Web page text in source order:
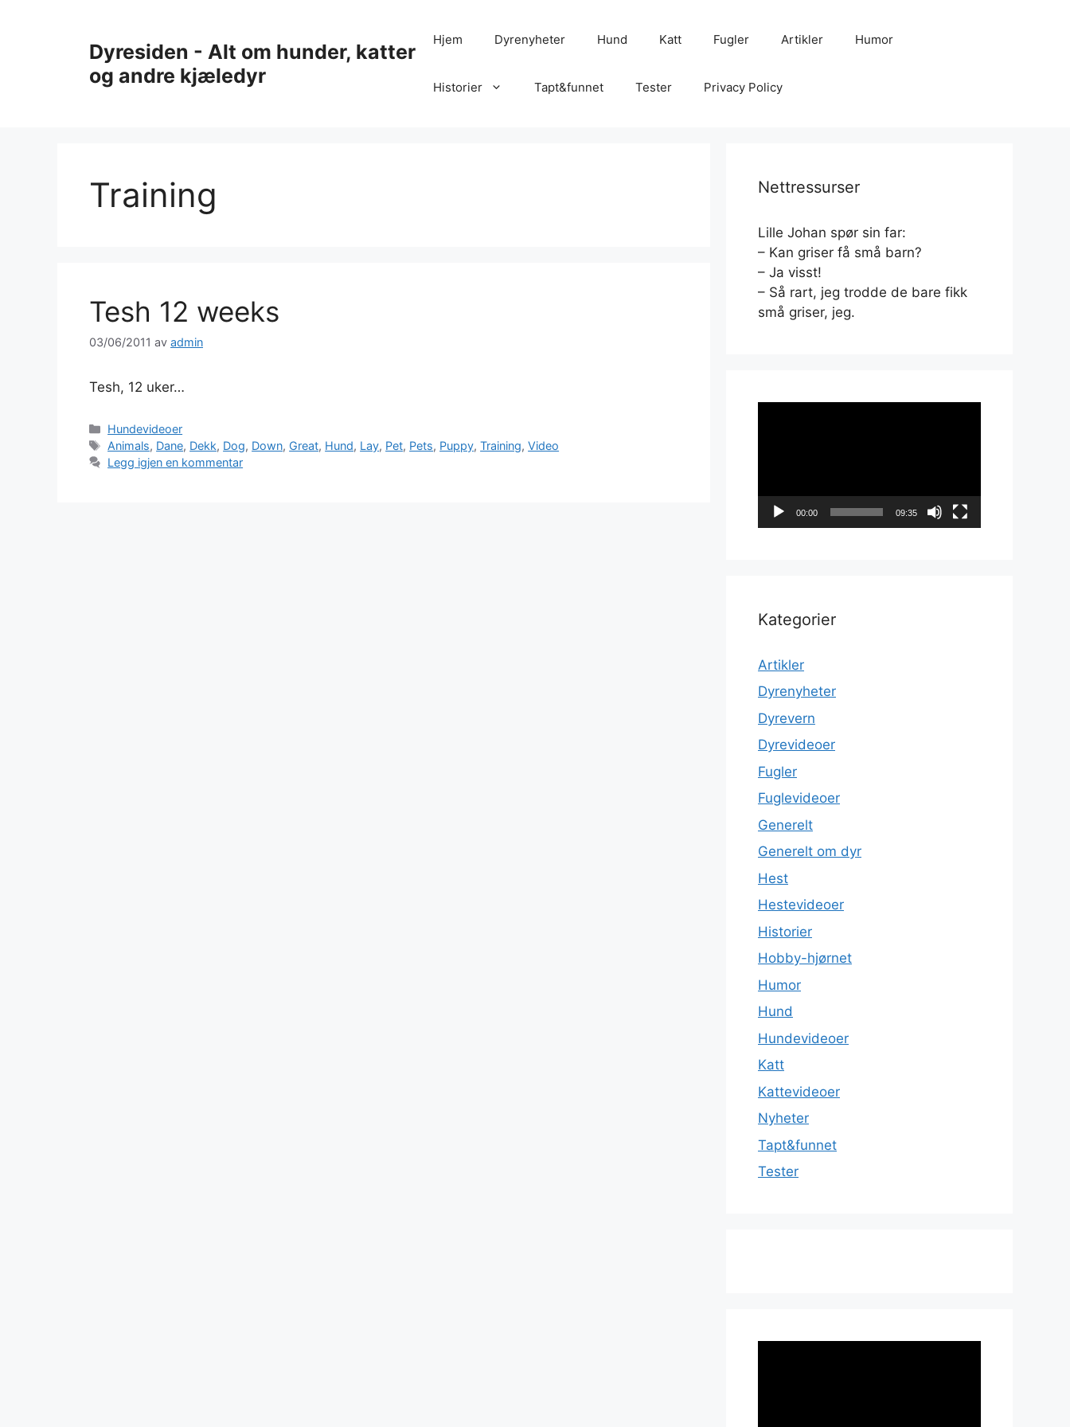
Dyresiden - Alt om hunder, katter
og andre kjæledyr
Hjem Dyrenyheter Hund Katt Fugler Artikler Humor
Historier Tapt&funnet Tester Privacy Policy
Training
Tesh 12 weeks
03/06/2011 av admin
Tesh, 12 uker…
Kategorier
Hundevideoer
Stikkord
Animals, Dane, Dekk, Dog, Down, Great, Hund, Lay, Pet, Pets, Puppy,Training,Video
Legg igjen en kommentar
Nettressurser
Lille Johan spør sin far:
– Kan griser få små barn?
– Ja visst!
– Så rart, jeg trodde de bare fikk
små griser, jeg.
00:00 09:35
Kategorier
Artikler
Dyrenyheter
Dyrevern
Dyrevideoer
Fugler
Fuglevideoer
Generelt
Generelt om dyr
Hest
Hestevideoer
Historier
Hobby-hjørnet
Humor
Hund
Hundevideoer
Katt
Kattevideoer
Nyheter
Tapt&funnet
Tester